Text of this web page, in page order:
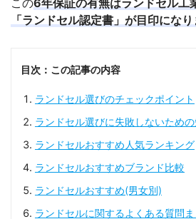
この6年保証の有無はランドセル工
「ランドセル認定書」が目印になり
目次：この記事の内容
ランドセル選びのチェックポイント
ランドセル選びに失敗しないため
ランドセルおすすめ人気ランキング
ランドセルおすすめブランド比較
ランドセルおすすめ(男女別)
ランドセルに関するよくある質問